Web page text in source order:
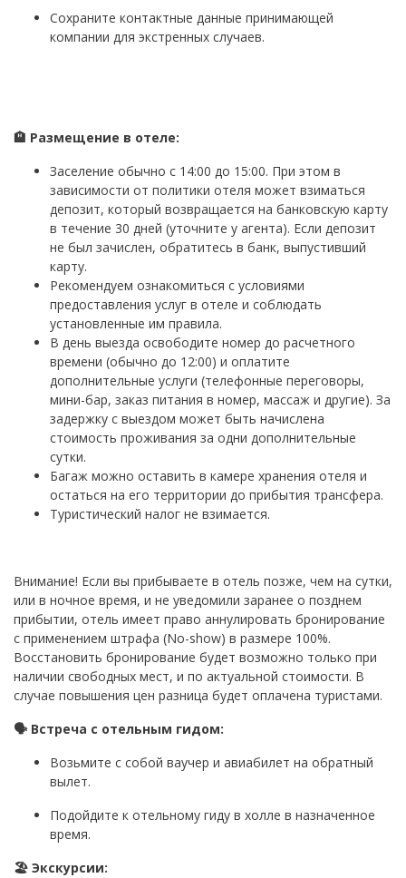
Сохраните контактные данные принимающей
компании для экстренных случаев.
🏨 Размещение в отеле:
Заселение обычно с 14:00 до 15:00. При этом в
зависимости от политики отеля может взиматься
депозит, который возвращается на банковскую карту
в течение 30 дней (уточните у агента). Если депозит
не был зачислен, обратитесь в банк, выпустивший
карту.
Рекомендуем ознакомиться с условиями
предоставления услуг в отеле и соблюдать
установленные им правила.
В день выезда освободите номер до расчетного
времени (обычно до 12:00) и оплатите
дополнительные услуги (телефонные переговоры,
мини-бар, заказ питания в номер, массаж и другие). За
задержку с выездом может быть начислена
стоимость проживания за одни дополнительные
сутки.
Багаж можно оставить в камере хранения отеля и
остаться на его территории до прибытия трансфера.
Туристический налог не взимается.
Внимание! Если вы прибываете в отель позже, чем на сутки,
или в ночное время, и не уведомили заранее о позднем
прибытии, отель имеет право аннулировать бронирование
с применением штрафа (No-show) в размере 100%.
Восстановить бронирование будет возможно только при
наличии свободных мест, и по актуальной стоимости. В
случае повышения цен разница будет оплачена туристами.
🗣️ Встреча с отельным гидом:
Возьмите с собой ваучер и авиабилет на обратный
вылет.
Подойдите к отельному гиду в холле в назначенное
время.
🏖️ Экскурсии: